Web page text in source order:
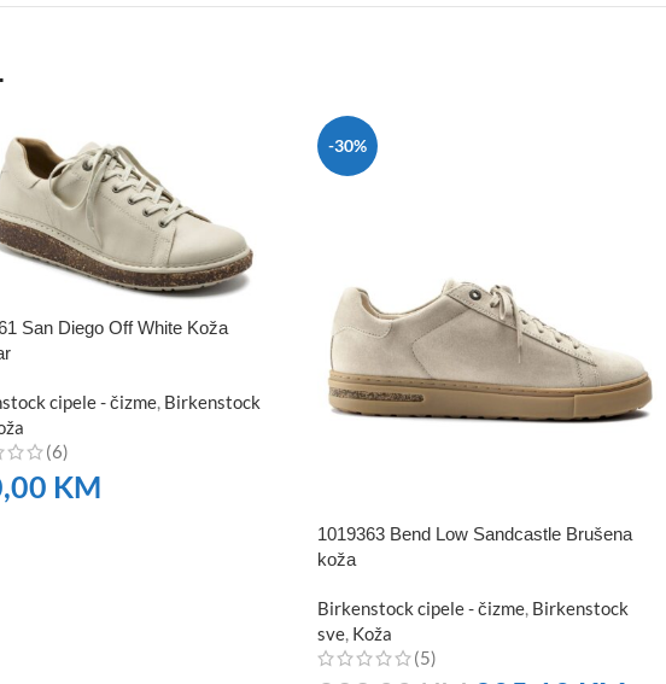
San Diego Off White Koža
cipele - čizme, Birkenstock
(6)
KM
-30%
1019363 Bend Low Sandcastle Brušena
koža
Birkenstock cipele - čizme, Birkenstock
sve, Koža
(5)